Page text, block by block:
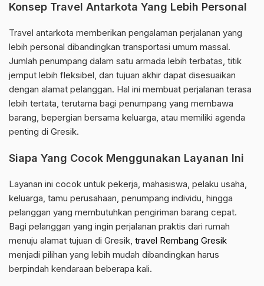
Konsep Travel Antarkota Yang Lebih Personal
Travel antarkota memberikan pengalaman perjalanan yang
lebih personal dibandingkan transportasi umum massal.
Jumlah penumpang dalam satu armada lebih terbatas, titik
jemput lebih fleksibel, dan tujuan akhir dapat disesuaikan
dengan alamat pelanggan. Hal ini membuat perjalanan terasa
lebih tertata, terutama bagi penumpang yang membawa
barang, bepergian bersama keluarga, atau memiliki agenda
penting di Gresik.
Siapa Yang Cocok Menggunakan Layanan Ini
Layanan ini cocok untuk pekerja, mahasiswa, pelaku usaha,
keluarga, tamu perusahaan, penumpang individu, hingga
pelanggan yang membutuhkan pengiriman barang cepat.
Bagi pelanggan yang ingin perjalanan praktis dari rumah
menuju alamat tujuan di Gresik, travel Rembang Gresik
menjadi pilihan yang lebih mudah dibandingkan harus
berpindah kendaraan beberapa kali.